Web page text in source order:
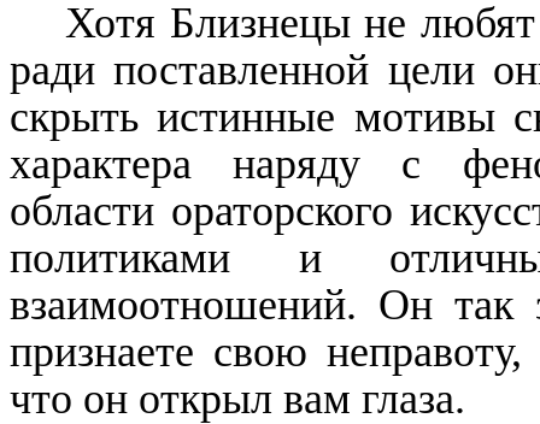
Хотя Близнецы не
ради поставленной цели
скрыть истинные мотивы
характера наряду с
области ораторского
политиками и
взаимоотношений. Он так
признаете свою
что он открыл вам глаза.